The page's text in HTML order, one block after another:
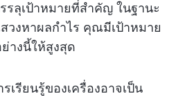
รลุเป้าหมายที่สำคัญ ในฐานะ
วงหาผลกำไร คุณมีเป้าหมาย
างนี้ให้สูงสุด
เรียนรู้ของเครื่องอาจเป็น